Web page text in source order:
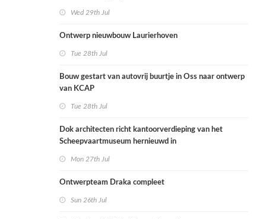
Wed 29th Jul
Ontwerp nieuwbouw Laurierhoven
Tue 28th Jul
Bouw gestart van autovrij buurtje in Oss naar ontwerp
van KCAP
Tue 28th Jul
Dok architecten richt kantoorverdieping van het
Scheepvaartmuseum hernieuwd in
Mon 27th Jul
Ontwerpteam Draka compleet
Sun 26th Jul